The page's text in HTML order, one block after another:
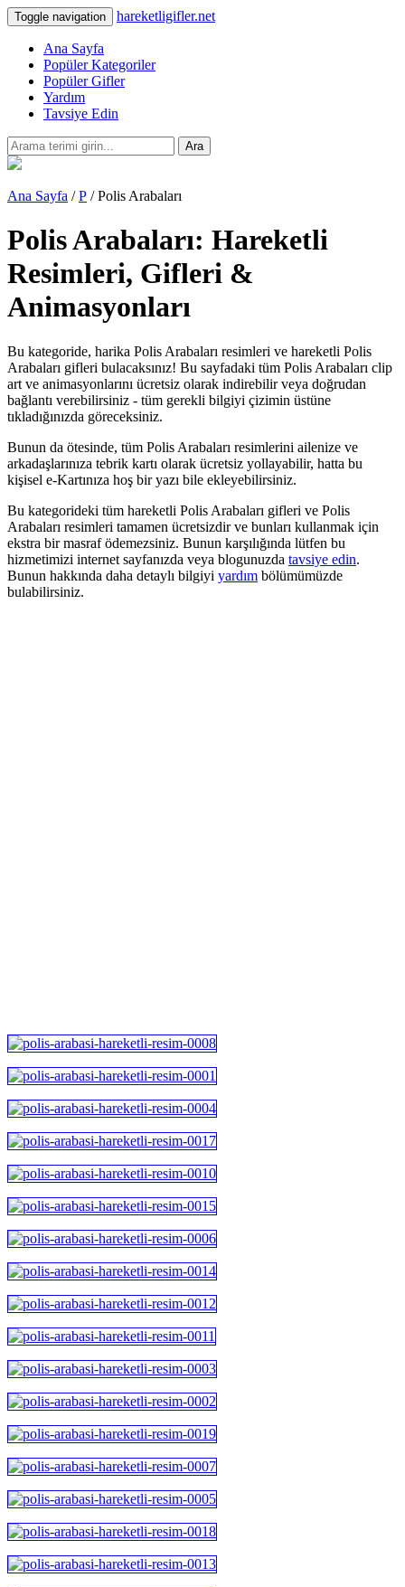
Toggle navigation hareketligifler.net
Ana Sayfa
Popüler Kategoriler
Popüler Gifler
Yardım
Tavsiye Edin
Ara
Ana Sayfa /P / Polis Arabaları
Polis Arabaları: Hareketli
Resimleri, Gifleri &
Animasyonları
Bu kategoride, harika Polis Arabaları resimleri ve hareketli Polis
Arabaları gifleri bulacaksınız! Bu sayfadaki tüm Polis Arabaları clip
art ve animasyonlarını ücretsiz olarak indirebilir veya doğrudan
bağlantı verebilirsiniz - tüm gerekli bilgiyi çizimin üstüne
tıkladığınızda göreceksiniz.
Bunun da ötesinde, tüm Polis Arabaları resimlerini ailenize ve
arkadaşlarınıza tebrik kartı olarak ücretsiz yollayabilir, hatta bu
kişisel e-Kartınıza hoş bir yazı bile ekleyebilirsiniz.
Bu kategorideki tüm hareketli Polis Arabaları gifleri ve Polis
Arabaları resimleri tamamen ücretsizdir ve bunları kullanmak için
ekstra bir masraf ödemezsiniz. Bunun karşılığında lütfen bu
hizmetimizi internet sayfanızda veya blogunuzda tavsiye edin.
Bunun hakkında daha detaylı bilgiyi yardım bölümümüzde
bulabilirsiniz.